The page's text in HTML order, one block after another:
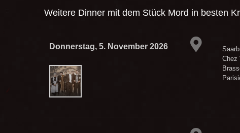
Weitere Dinner mit dem Stück Mord in besten
Donnerstag, 5. November 2026
Chez